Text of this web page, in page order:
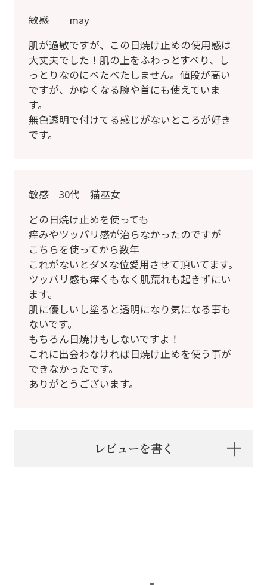
敏感 may
肌が過敏ですが、この日焼け止めの使用感は
大丈夫でした！肌の上をふわっとすべり、し
っとりなのにべたべたしません。値段が高い
ですが、かゆくなる腕や首にも使えていま
す。
無色透明で付けてる感じがないところが好き
です。
敏感 30代 猫巫女
どの日焼け止めを使っても
痒みやツッパリ感が治らなかったのですが
こちらを使ってから数年
これがないとダメな位愛用させて頂いてます。
ツッパリ感も痒くもなく肌荒れも起きずにい
ます。
肌に優しいし塗ると透明になり気になる事も
ないです。
もちろん日焼けもしないですよ！
これに出会わなければ日焼け止めを使う事が
できなかったです。
ありがとうございます。
レビューを書く